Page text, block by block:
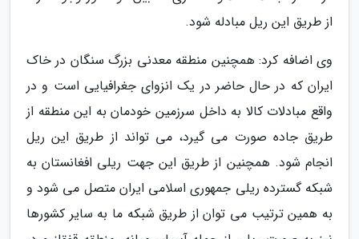
از طریق این ریل مبادله شود.
وی اضافه کرد: همچنین منطقه معدنی بزرگ سنگان در خاک
ایران که در حال حاضر در یک انزوای جغرافیایی است و در
واقع مبادلات کالا به داخل سرزمین خودمان به این منطقه از
طریق جاده صورت می گیرد، می تواند از طریق این ریل
انجام شود. همچنین از طریق این جهت ریلی افغانستان به
شبکه گسترده ریلی جمهوری اسلامی ایران متصل می شود و
به همین ترتیب می توان از طریق شبکه ما به سایر کشورها